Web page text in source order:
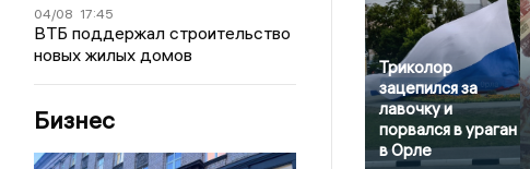
04/08 17:45
ВТБ поддержал строительство
новых жилых домов
Бизнес
Триколор
зацепился за
лавочку и
порвался в ураган
в Орле